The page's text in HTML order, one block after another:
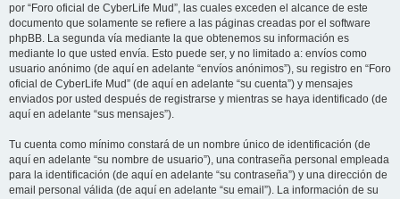
por “Foro oficial de CyberLife Mud”, las cuales exceden el alcance de este
documento que solamente se refiere a las páginas creadas por el software
phpBB. La segunda vía mediante la que obtenemos su información es
mediante lo que usted envía. Esto puede ser, y no limitado a: envíos como
usuario anónimo (de aquí en adelante “envíos anónimos”), su registro en “Foro
oficial de CyberLife Mud” (de aquí en adelante “su cuenta”) y mensajes
enviados por usted después de registrarse y mientras se haya identificado (de
aquí en adelante “sus mensajes”).
Tu cuenta como mínimo constará de un nombre único de identificación (de
aquí en adelante “su nombre de usuario”), una contraseña personal empleada
para la identificación (de aquí en adelante “su contraseña”) y una dirección de
email personal válida (de aquí en adelante “su email”). La información de su